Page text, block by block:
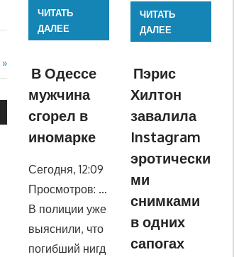
ЧИТАТЬ
ДАЛЕЕ
ЧИТАТЬ
ДАЛЕЕ
В Одессе
мужчина
сгорел в
иномарке
Сегодня, 12:09
Просмотров: …
В полиции уже
выяснили, что
погибший нигд
Пэрис
Хилтон
завалила
Instagram
эротически
ми
снимками
в одних
сапогах